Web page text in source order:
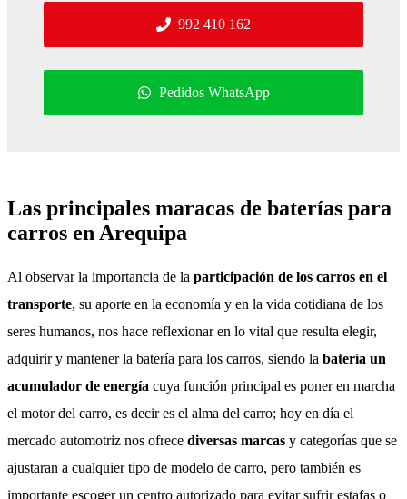
992 410 162
Pedidos WhatsApp
Las principales maracas de baterías para
carros en Arequipa
Al observar la importancia de la participación de los carros en el
transporte, su aporte en la economía y en la vida cotidiana de los
seres humanos, nos hace reflexionar en lo vital que resulta elegir,
adquirir y mantener la batería para los carros, siendo la batería un
acumulador de energía cuya función principal es poner en marcha
el motor del carro, es decir es el alma del carro; hoy en día el
mercado automotriz nos ofrece diversas marcas y categorías que se
ajustaran a cualquier tipo de modelo de carro, pero también es
importante escoger un centro autorizado para evitar sufrir estafas o